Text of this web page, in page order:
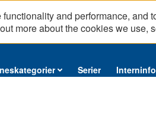
and performance,
more about the cookies we use,
Serier